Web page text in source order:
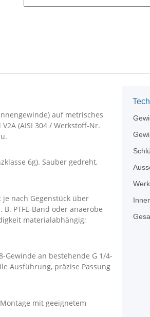
auf metrisches
(AISI 304 / Werkstoff-Nr.
6g). Sauber gedreht,
nach Gegenstück über
PTFE-Band oder anaerobe
materialabhängig;
Gewinde an bestehende G 1/4-
Ausführung, präzise Passung
mit geeignetem